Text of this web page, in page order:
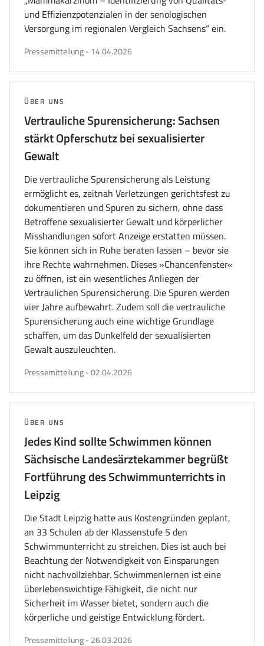
und Effizienzpotenzialen in der senologischen
Versorgung im regionalen Vergleich Sachsens“ ein.
Pressemitteilungveröffentlicht
- 14.04.2026
Vertrauliche Spurensicherung: Sachsen
stärkt Opferschutz bei sexualisierter
Gewalt
THEMA:
ÜBER UNS
Die vertrauliche Spurensicherung als Leistung
ermöglicht es, zeitnah Verletzungen gerichtsfest zu
dokumentieren und Spuren zu sichern, ohne dass
Betroffene sexualisierter Gewalt und körperlicher
Misshandlungen sofort Anzeige erstatten müssen.
Sie können sich in Ruhe beraten lassen – bevor sie
ihre Rechte wahrnehmen. Dieses »Chancenfenster«
zu öffnen, ist ein wesentliches Anliegen der
Vertraulichen Spurensicherung. Die Spuren werden
vier Jahre aufbewahrt. Zudem soll die vertrauliche
Spurensicherung auch eine wichtige Grundlage
schaffen, um das Dunkelfeld der sexualisierten
Gewalt auszuleuchten.
Pressemitteilungveröffentlicht
-02.04.2026
Jedes Kind sollte Schwimmen können
Sächsische Landesärztekammer begrüßt
Fortführung des Schwimmunterrichts in
Leipzig
THEMA:
ÜBER UNS
Die Stadt Leipzig hatte aus Kostengründen geplant,
an 33 Schulen ab der Klassenstufe 5 den
Schwimmunterricht zu streichen. Dies ist auch bei
Beachtung der Notwendigkeit von Einsparungen
nicht nachvollziehbar. Schwimmenlernen ist eine
überlebenswichtige Fähigkeit, die nicht nur
Sicherheit im Wasser bietet, sondern auch die
körperliche und geistige Entwicklung fördert.
Pressemitteilungveröffentlicht
- 26.03.2026